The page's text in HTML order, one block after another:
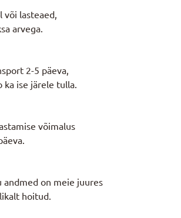
või lasteaed,
arvega.
2-5 päeva,
ka ise järele tulla.
võimalus
andmed on meie juures
hoitud.